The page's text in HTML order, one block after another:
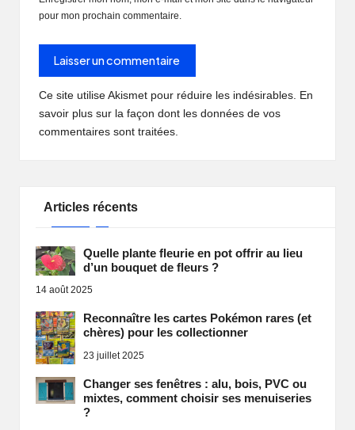
pour mon prochain commentaire.
Ce site utilise Akismet pour réduire les indésirables. En
savoir plus sur la façon dont les données de vos
commentaires sont traitées.
Articles récents
Quelle plante fleurie en pot offrir au lieu
d’un bouquet de fleurs ?
14 août 2025
Reconnaître les cartes Pokémon rares (et
chères) pour les collectionner
23 juillet 2025
Changer ses fenêtres : alu, bois, PVC ou
mixtes, comment choisir ses menuiseries
?